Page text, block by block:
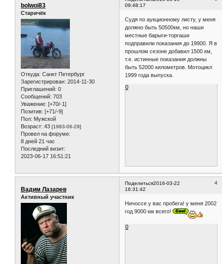
09:48:17
bolwoi83
Старичёк
Откуда: Санкт Петербург
Зарегистрирован: 2014-11-30
Приглашений: 0
Сообщений: 703
Уважение: [+70/-1]
Позитив: [+71/-9]
Пол: Мужской
Возраст: 43 [1983-06-29]
Провел на форуме:
8 дней 21 час
Последний визит:
2023-06-17 16:51:21
Судя по аукционному листу, у меня
должно быть 50500км, но наши
местные барыги-торгаши
подправили показания до 19900. Я в
прошлом сезоне добавил 1500 км,
т.е. истинные показания должны
быть 52000 километров. Мотоцикл
1999 года выпуска.
0
Поделиться 4
2016-03-22
16:31:42
Вадим Лазарев
Активный участник
Ничоссе у вас пробега! у меня 2002
год 9000 км всего!
0